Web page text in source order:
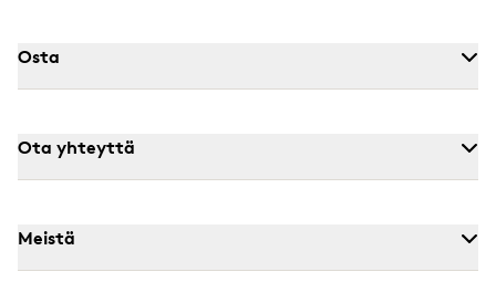
Osta
Ota yhteyttä
Meistä